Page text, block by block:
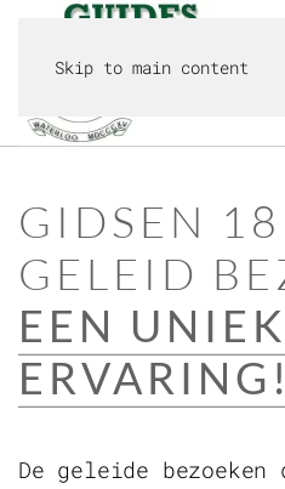
Skip to main content
GIDSEN
GELEID
EEN
ERVARING!
De geleide